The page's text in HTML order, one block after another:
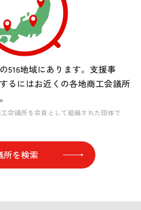
516地域にあります。 支援事
るにはお近くの各地商工会議所
会議所を会員として組織された団体で
所を検索